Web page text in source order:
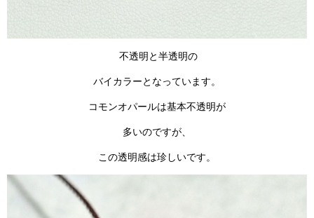
不透明と半透明の
バイカラーとなっています。
コモンオパールは基本不透明が
多いのですが、
この透明感は珍しいです。